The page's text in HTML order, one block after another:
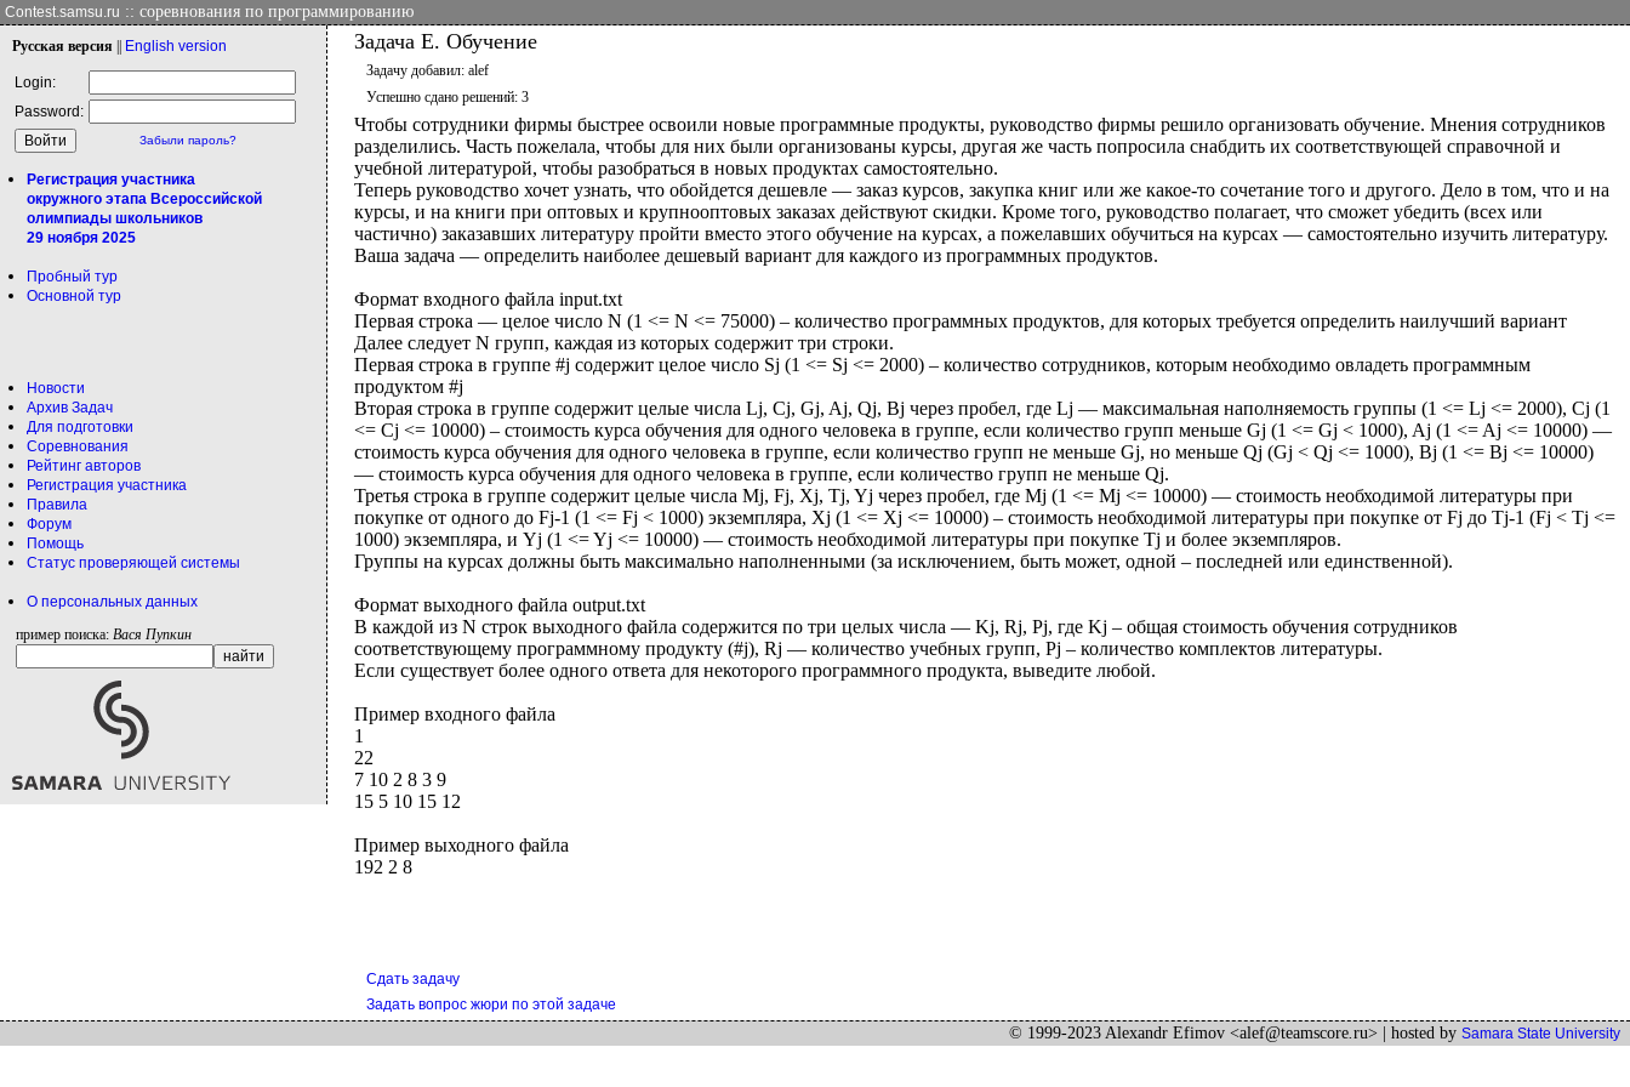
Contest.samsu.ru :: соревнования по программированию
Русская версия Eng lish version
Login:
Password:
Забыли пароль?
Регистрация участника
окружного этапа Всероссийской
олимпиады школьников
29 ноября 2025
Пробный тур
Основной тур
Новости
Архив Задач
Для подготовки
Соревнования
Рейтинг авторов
Регистрация участника
Правила
Форум
Помощь
Статус проверяющей системы
О персональных данных
пример поиска: Вася Пупкин
Задача E. Обучение
Задачу добавил: alef
Успешно сдано решений: 3
Чтобы сотрудники фирмы быстрее освоили новые программные продукты, руководство фирмы решило организовать обучение. Мнения сотрудников
разделились. Часть пожелала, чтобы для них были организованы курсы, другая же часть попросила снабдить их соответствующей справочной и
учебной литературой, чтобы разобраться в новых продуктах самостоятельно.
Теперь руководство хочет узнать, что обойдется дешевле — заказ курсов, закупка книг или же какое-то сочетание того и другого. Дело в том, что и на
курсы, и на книги при оптовых и крупнооптовых заказах действуют скидки. Кроме того, руководство полагает, что сможет убедить (всех или
частично) заказавших литературу пройти вместо этого обучение на курсах, а пожелавших обучиться на курсах — самостоятельно изучить литературу.
Ваша задача — определить наиболее дешевый вариант для каждого из программных продуктов.
Формат входного файла input.txt
Первая строка — целое число N (1 <= N <= 75000) – количество программных продуктов, для которых требуется определить наилучший вариант
Далее следует N групп, каждая из которых содержит три строки.
Первая строка в группе #j содержит целое число Sj (1 <= Sj <= 2000) – количество сотрудников, которым необходимо овладеть программным
продуктом #j
Вторая строка в группе содержит целые числа Lj, Cj, Gj, Aj, Qj, Bj через пробел, где Lj — максимальная наполняемость группы (1 <= Lj <= 2000), Cj (1
<= Cj <= 10000) – стоимость курса обучения для одного человека в группе, если количество групп меньше Gj (1 <= Gj < 1000), Aj (1 <= Aj <= 10000) —
стоимость курса обучения для одного человека в группе, если количество групп не меньше Gj, но меньше Qj (Gj < Qj <= 1000), Bj (1 <= Bj <= 10000)
— стоимость курса обучения для одного человека в группе, если количество групп не меньше Qj.
Третья строка в группе содержит целые числа Mj, Fj, Xj, Tj, Yj через пробел, где Mj (1 <= Mj <= 10000) — стоимость необходимой литературы при
покупке от одного до Fj-1 (1 <= Fj < 1000) экземпляра, Xj (1 <= Xj <= 10000) – стоимость необходимой литературы при покупке от Fj до Tj-1 (Fj < Tj <=
1000) экземпляра, и Yj (1 <= Yj <= 10000) — стоимость необходимой литературы при покупке Tj и более экземпляров.
Группы на курсах должны быть максимально наполненными (за исключением, быть может, одной – последней или единственной).
Формат выходного файла output.txt
В каждой из N строк выходного файла содержится по три целых числа — Kj, Rj, Pj, где Kj – общая стоимость обучения сотрудников
соответствующему программному продукту (#j), Rj — количество учебных групп, Pj – количество комплектов литературы.
Если существует более одного ответа для некоторого программного продукта, выведите любой.
Пример входного файла
1
22
7 10 2 8 3 9
15 5 10 15 12
Пример выходного файла
192 2 8
Сдать задачу
Задать вопрос жюри по этой задаче
© 1999-2023 Alexandr Efimov <alef@teamscore.ru> | hosted by Samara State University